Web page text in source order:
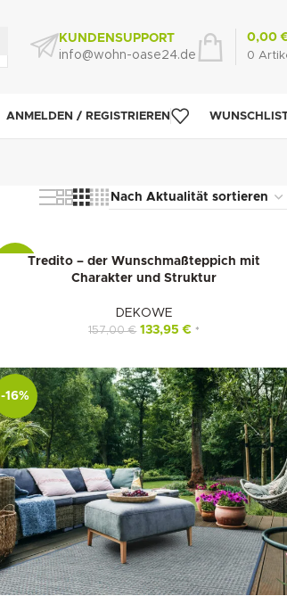
KUNDENSUPPORT
info@wohn-oase24.de
0
0,00
ANMELDEN / REGISTRIEREN
Tredito – der Wunschmaßteppich mit
Charakter und Struktur
DEKOWE
157,00€ 133,95€ *
-16%